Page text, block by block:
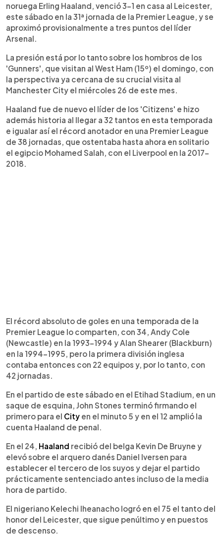
noruega Erling Haaland, venció 3-1 en casa al Leicester,
este sábado en la 31ª jornada de la Premier League, y se
aproximó provisionalmente a tres puntos del líder
Arsenal.
La presión está por lo tanto sobre los hombros de los
'Gunners', que visitan al West Ham (15º) el domingo, con
la perspectiva ya cercana de su crucial visita al
Manchester City el miércoles 26 de este mes.
Haaland fue de nuevo el líder de los 'Citizens' e hizo
además historia al llegar a 32 tantos en esta temporada
e igualar así el récord anotador en una Premier League
de 38 jornadas, que ostentaba hasta ahora en solitario
el egipcio Mohamed Salah, con el Liverpool en la 2017-
2018.
El récord absoluto de goles en una temporada de la
Premier League lo comparten, con 34, Andy Cole
(Newcastle) en la 1993-1994 y Alan Shearer (Blackburn)
en la 1994-1995, pero la primera división inglesa
contaba entonces con 22 equipos y, por lo tanto, con
42 jornadas.
En el partido de este sábado en el Etihad Stadium, en un
saque de esquina, John Stones terminó firmando el
primero para el City en el minuto 5 y en el 12 amplió la
cuenta Haaland de penal.
En el 24, Haaland recibió del belga Kevin De Bruyne y
elevó sobre el arquero danés Daniel Iversen para
establecer el tercero de los suyos y dejar el partido
prácticamente sentenciado antes incluso de la media
hora de partido.
El nigeriano Kelechi Iheanacho logró en el 75 el tanto del
honor del Leicester, que sigue penúltimo y en puestos
de descenso.